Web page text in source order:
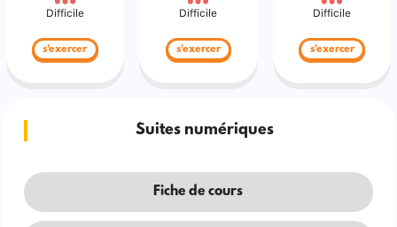
Difficile
s'exercer
Difficile
s'exercer
Difficile
s'exercer
Suites numériques
Fiche de cours